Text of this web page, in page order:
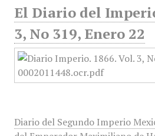
El Diario del
3, No 319, Enero 22
Diario del Segundo Imperio